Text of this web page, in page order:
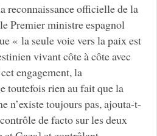
reconnaissance officielle de la
Premier ministre espagnol
« la seule voie vers la paix est
vivant côte à côte avec
engagement, la
toutefois rien au fait que la
n’existe toujours pas, ajouta-t-
de facto sur les deux